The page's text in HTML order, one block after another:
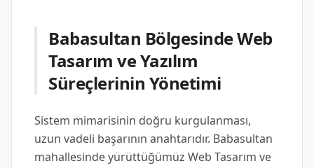
Babasultan Bölgesinde Web
Tasarım ve Yazılım
Süreçlerinin Yönetimi
Sistem mimarisinin doğru kurgulanması,
uzun vadeli başarının anahtarıdır. Babasultan
mahallesinde yürüttüğümüz Web Tasarım ve